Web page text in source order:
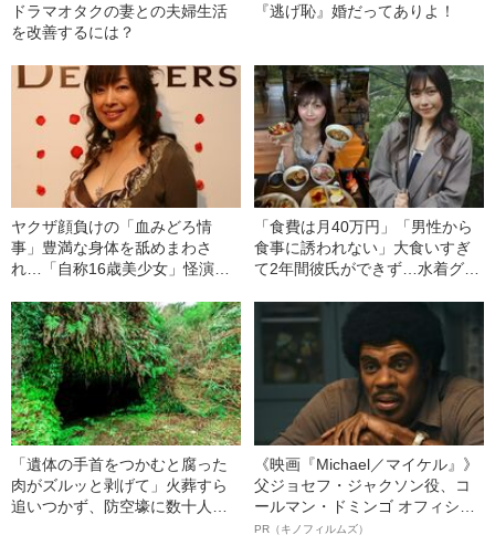
ドラマオタクの妻との夫婦生活
を改善するには？
『逃げ恥』婚だってありよ！
ヤクザ顔負けの「血みどろ情
事」豊満な身体を舐めまわさ
れ…「自称16歳美少女」怪演
ぎる“熟れ方”
「食費は月40万円」「男性から
食事に誘われない」大食いすぎ
て2年間彼氏ができず…水着グラ
女子（24）が語る、驚愕の食生
「遺体の手首をつかむと腐った
肉がズルッと剥げて」火葬すら
追いつかず、防空壕に数十人
《映画『Michael／マイケル』》
父ジョセフ・ジャクソン役、コ
ールマン・ドミンゴ オフィシャ
ルインタビュー“観客を魅了した
PR（キノフィルムズ）